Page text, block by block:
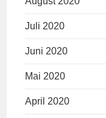
Juli 2020
Juni 2020
Mai 2020
April 2020